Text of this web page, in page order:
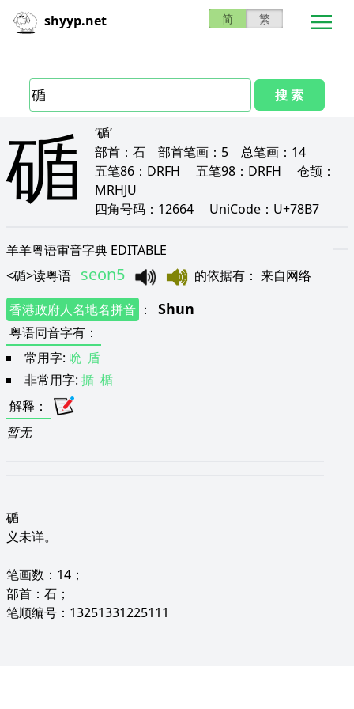
shyyp.net 简 繁
搜 索
碷
‘碷’
部首： 石 部首笔画： 5 总笔画： 14
五笔86： DRFH 五笔98： DRFH 仓颉：
MRHJU
四角号码： 12664 UniCode： U+78B7
羊羊粤语审音字典 EDITABLE
<碷>读粤语 seon5 的依据有 ： 来自网络
香港政府人名地名拼音 ： Shun
粤语同音字有 ：
常用字: 吮 盾
非常用字: 揗 楯
解释 ：
暂无
碷
义未详。
笔画数：14；
部首：石；
笔顺编号：13251331225111